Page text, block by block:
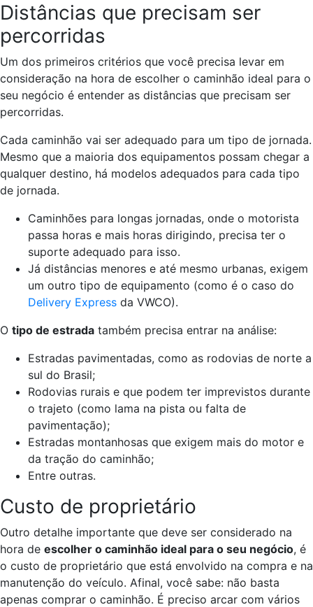
Distâncias que precisam ser
percorridas
Um dos primeiros critérios que você precisa levar em
consideração na hora de escolher o caminhão ideal para o
seu negócio é entender as distâncias que precisam ser
percorridas.
Cada caminhão vai ser adequado para um tipo de jornada.
Mesmo que a maioria dos equipamentos possam chegar a
qualquer destino, há modelos adequados para cada tipo
de jornada.
Caminhões para longas jornadas, onde o motorista
passa horas e mais horas dirigindo, precisa ter o
suporte adequado para isso.
Já distâncias menores e até mesmo urbanas, exigem
um outro tipo de equipamento (como é o caso do
Delivery Express da VWCO).
O tipo de estrada também precisa entrar na análise:
Estradas pavimentadas, como as rodovias de norte a
sul do Brasil;
Rodovias rurais e que podem ter imprevistos durante
o trajeto (como lama na pista ou falta de
pavimentação);
Estradas montanhosas que exigem mais do motor e
da tração do caminhão;
Entre outras.
Custo de proprietário
Outro detalhe importante que deve ser considerado na
hora de escolher o caminhão ideal para o seu negócio, é
o custo de proprietário que está envolvido na compra e na
manutenção do veículo. Afinal, você sabe: não basta
apenas comprar o caminhão. É preciso arcar com vários